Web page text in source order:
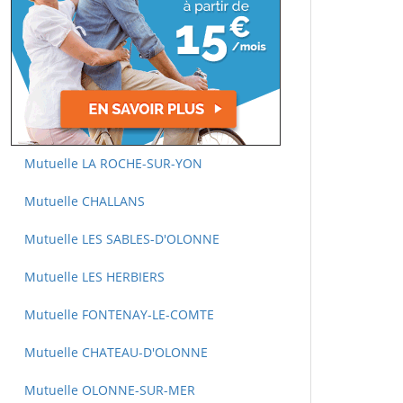
Mutuelle LA ROCHE-SUR-YON
Mutuelle CHALLANS
Mutuelle LES SABLES-D'OLONNE
Mutuelle LES HERBIERS
Mutuelle FONTENAY-LE-COMTE
Mutuelle CHATEAU-D'OLONNE
Mutuelle OLONNE-SUR-MER